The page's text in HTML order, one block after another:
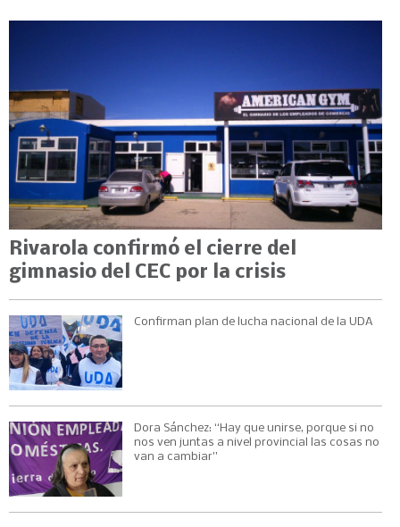
Rivarola confirmó el cierre del
gimnasio del CEC por la crisis
Confirman plan de lucha nacional de la UDA
Dora Sánchez: “Hay que unirse, porque si no
nos ven juntas a nivel provincial las cosas no
van a cambiar”